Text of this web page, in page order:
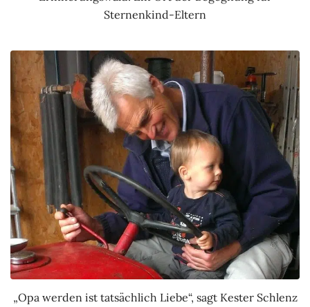
Sternenkind-Eltern
„Opa werden ist tatsächlich Liebe“, sagt Kester Schlenz